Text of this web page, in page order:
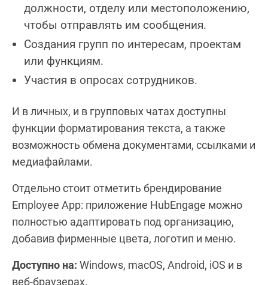
должности, отделу или местоположению,
чтобы отправлять им сообщения.
Создания групп по интересам, проектам
или функциям.
Участия в опросах сотрудников.
И в личных, и в групповых чатах доступны
функции форматирования текста, а также
возможность обмена документами, ссылками и
медиафайлами.
Отдельно стоит отметить брендирование
Employee App: приложение HubEngage можно
полностью адаптировать под организацию,
добавив фирменные цвета, логотип и меню.
Доступно на: Windows, macOS, Android, iOS и в
веб-браузерах.